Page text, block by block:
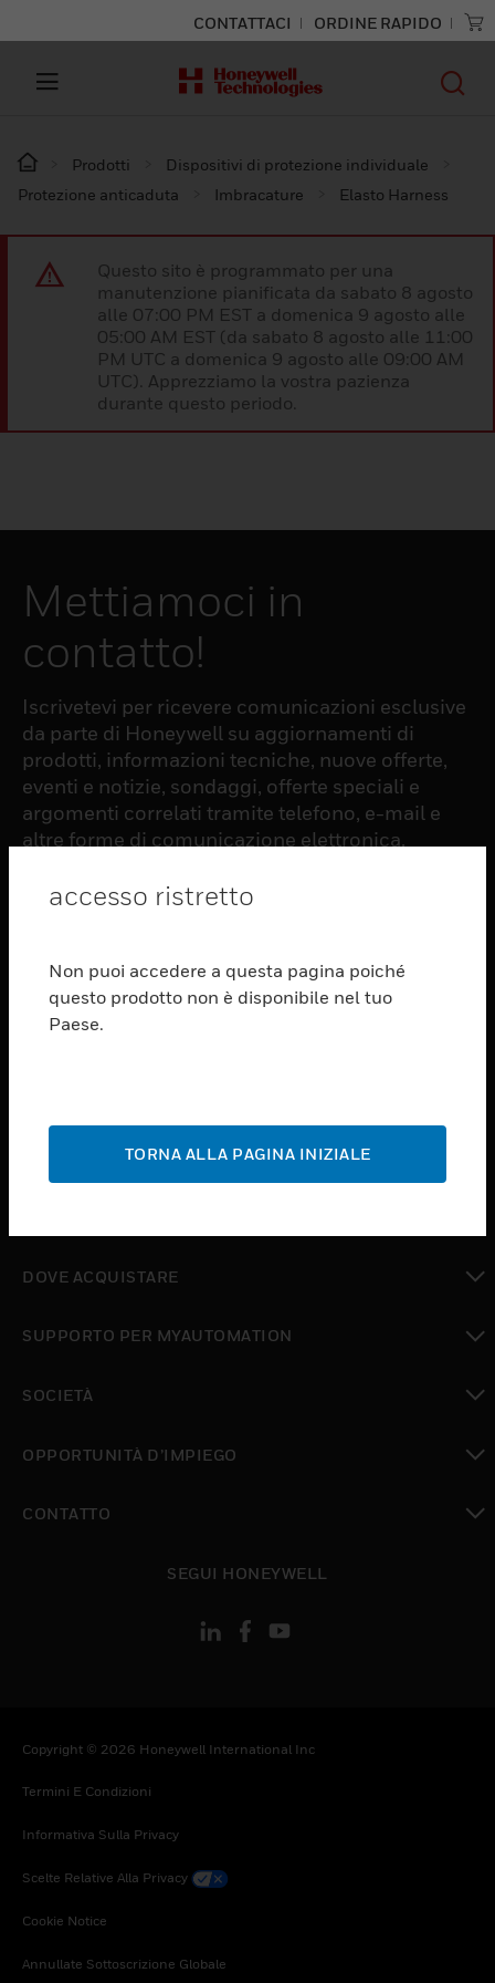
CONTATTACI ORDINE RAPIDO
Prodotti
Dispositivi di protezione individuale
Protezione anticaduta
Imbracature Elasto Harness
Questo sito è programmato per una
manutenzione pianificata da sabato 8 agosto
alle 07:00 PM EST a domenica 9 agosto alle
05:00 AM EST (da sabato 8 agosto alle 11:00
PM UTC a domenica 9 agosto alle 09:00 AM
UTC). Apprezziamo la vostra pazienza
durante questo periodo.
Mettiamoci in
contatto!
Iscrivetevi per ricevere comunicazioni esclusive
da parte di Honeywell su aggiornamenti di
prodotti, informazioni tecniche, nuove offerte,
eventi e notizie, sondaggi, offerte speciali e
argomenti correlati tramite telefono, e-mail e
altre forme di comunicazione elettronica.
ISCRIZIONE
PRODUCTS
toggle view
DOVE ACQUISTARE
SUPPORTO PER MYAUTOMATION
SOCIETÀ
OPPORTUNITÀ D’IMPIEGO
CONTATTO
SEGUI HONEYWELL
Copyright © 2026 Honeywell International Inc
Termini E Condizioni
Informativa Sulla Privacy
Scelte Relative Alla Privacy
Cookie Notice
Annullate Sottoscrizione Globale
accesso ristretto
Non puoi accedere a questa pagina poiché
questo prodotto non è disponibile nel tuo
Paese.
TORNA ALLA PAGINA INIZIALE